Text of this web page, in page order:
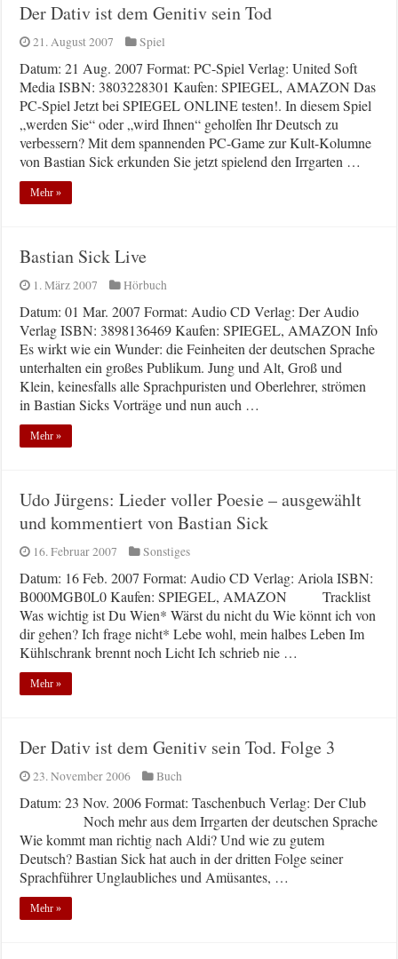
Der Dativ ist dem Genitiv sein Tod
21. August 2007 Spiel
Datum: 21 Aug. 2007 Format: PC-Spiel Verlag: United Soft
Media ISBN: 3803228301 Kaufen: SPIEGEL, AMAZON Das
PC-Spiel Jetzt bei SPIEGEL ONLINE testen!. In diesem Spiel
„werden Sie“ oder „wird Ihnen“ geholfen Ihr Deutsch zu
verbessern? Mit dem spannenden PC-Game zur Kult-Kolumne
von Bastian Sick erkunden Sie jetzt spielend den Irrgarten …
Mehr »
Bastian Sick Live
1. März 2007 Hörbuch
Datum: 01 Mar. 2007 Format: Audio CD Verlag: Der Audio
Verlag ISBN: 3898136469 Kaufen: SPIEGEL, AMAZON Info
Es wirkt wie ein Wunder: die Feinheiten der deutschen Sprache
unterhalten ein großes Publikum. Jung und Alt, Groß und
Klein, keinesfalls alle Sprachpuristen und Oberlehrer, strömen
in Bastian Sicks Vorträge und nun auch …
Mehr »
Udo Jürgens: Lieder voller Poesie – ausgewählt
und kommentiert von Bastian Sick
16. Februar 2007 Sonstiges
Datum: 16 Feb. 2007 Format: Audio CD Verlag: Ariola ISBN:
B000MGB0L0 Kaufen: SPIEGEL, AMAZON Tracklist
Was wichtig ist Du Wien* Wärst du nicht du Wie könnt ich von
dir gehen? Ich frage nicht* Lebe wohl, mein halbes Leben Im
Kühlschrank brennt noch Licht Ich schrieb nie …
Mehr »
Der Dativ ist dem Genitiv sein Tod. Folge 3
23. November 2006 Buch
Datum: 23 Nov. 2006 Format: Taschenbuch Verlag: Der Club
Noch mehr aus dem Irrgarten der deutschen Sprache
Wie kommt man richtig nach Aldi? Und wie zu gutem
Deutsch? Bastian Sick hat auch in der dritten Folge seiner
Sprachführer Unglaubliches und Amüsantes, …
Mehr »